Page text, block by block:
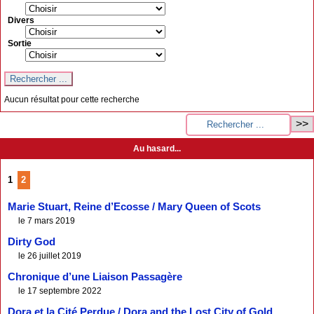
Divers
Sortie
Aucun résultat pour cette recherche
Au hasard...
1 2
Marie Stuart, Reine d’Ecosse / Mary Queen of Scots
le 7 mars 2019
Dirty God
le 26 juillet 2019
Chronique d’une Liaison Passagère
le 17 septembre 2022